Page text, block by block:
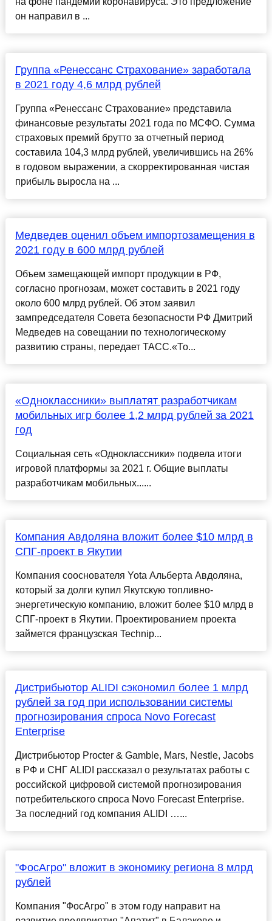
он направил в ...
Группа «Ренессанс Страхование» заработала
в 2021 году 4,6 млрд рублей
Группа «Ренессанс Страхование» представила
финансовые результаты 2021 года по МСФО. Сумма
страховых премий брутто за отчетный период
составила 104,3 млрд рублей, увеличившись на 26%
в годовом выражении, а скорректированная чистая
прибыль выросла на ...
Медведев оценил объем импортозамещения в
2021 году в 600 млрд рублей
Объем замещающей импорт продукции в РФ,
согласно прогнозам, может составить в 2021 году
около 600 млрд рублей. Об этом заявил
зампредседателя Совета безопасности РФ Дмитрий
Медведев на совещании по технологическому
развитию страны, передает ТАСС.«То...
«Одноклассники» выплатят разработчикам
мобильных игр более 1,2 млрд рублей за 2021
год
Социальная сеть «Одноклассники» подвела итоги
игровой платформы за 2021 г. Общие выплаты
разработчикам мобильных......
Компания Авдоляна вложит более $10 млрд в
СПГ-проект в Якутии
Компания сооснователя Yota Альберта Авдоляна,
который за долги купил Якутскую топливно-
энергетическую компанию, вложит более $10 млрд в
СПГ-проект в Якутии. Проектированием проекта
займется французская Technip...
Дистрибьютор ALIDI сэкономил более 1 млрд
рублей за год при использовании системы
прогнозирования спроса Novo Forecast
Enterprise
Дистрибьютор Procter & Gamble, Mars, Nestle, Jacobs
в РФ и СНГ ALIDI рассказал о результатах работы с
российской цифровой системой прогнозирования
потребительского спроса Novo Forecast Enterprise.
За последний год компания ALIDI …...
"ФосАгро" вложит в экономику региона 8 млрд
рублей
Компания "ФосАгро" в этом году направит на